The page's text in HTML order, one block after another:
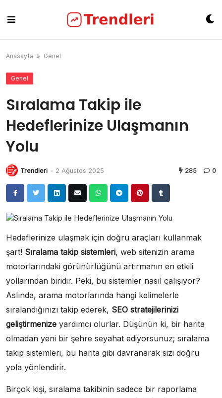
content
Anasayfa » Genel
Genel
Sıralama Takip ile
Hedeflerinize Ulaşmanın
Yolu
Trendleri - 2 Ağustos 2025 285 0
Hedeflerinize ulaşmak için doğru araçları kullanmak
şart! Sıralama takip sistemleri, web sitenizin arama
motorlarındaki görünürlüğünü artırmanın en etkili
yollarından biridir. Peki, bu sistemler nasıl çalışıyor?
Aslında, arama motorlarında hangi kelimelerle
sıralandığınızı takip ederek, SEO stratejilerinizi
geliştirmenize yardımcı olurlar. Düşünün ki, bir harita
olmadan yeni bir şehre seyahat ediyorsunuz; sıralama
takip sistemleri, bu harita gibi davranarak sizi doğru
yola yönlendirir.
Birçok kişi, sıralama takibinin sadece bir raporlama